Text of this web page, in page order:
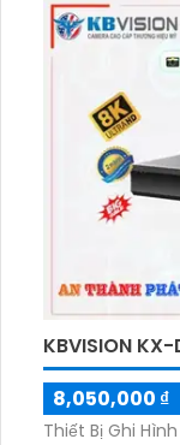
KBVISION
8,050,000 ₫
Thiết Bị Ghi